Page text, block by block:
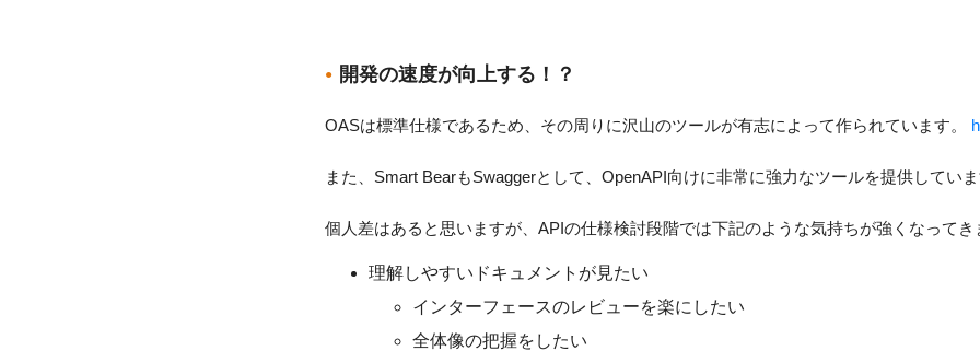
開発の速度が向上する！？
OASは標準仕様であるため、その周りに沢山のツールが有志によって作られています。
また、Smart BearもSwaggerとして、OpenAPI向けに非常に強力なツールを提供していま
個人差はあると思いますが、APIの仕様検討段階では下記のような気持ちが強くなってき
理解しやすいドキュメントが見たい
インターフェースのレビューを楽にしたい
全体像の把握をしたい